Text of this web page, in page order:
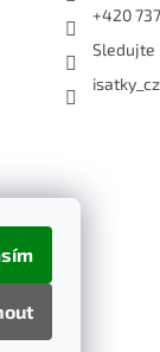
+420
Sledujte
isatky_cz